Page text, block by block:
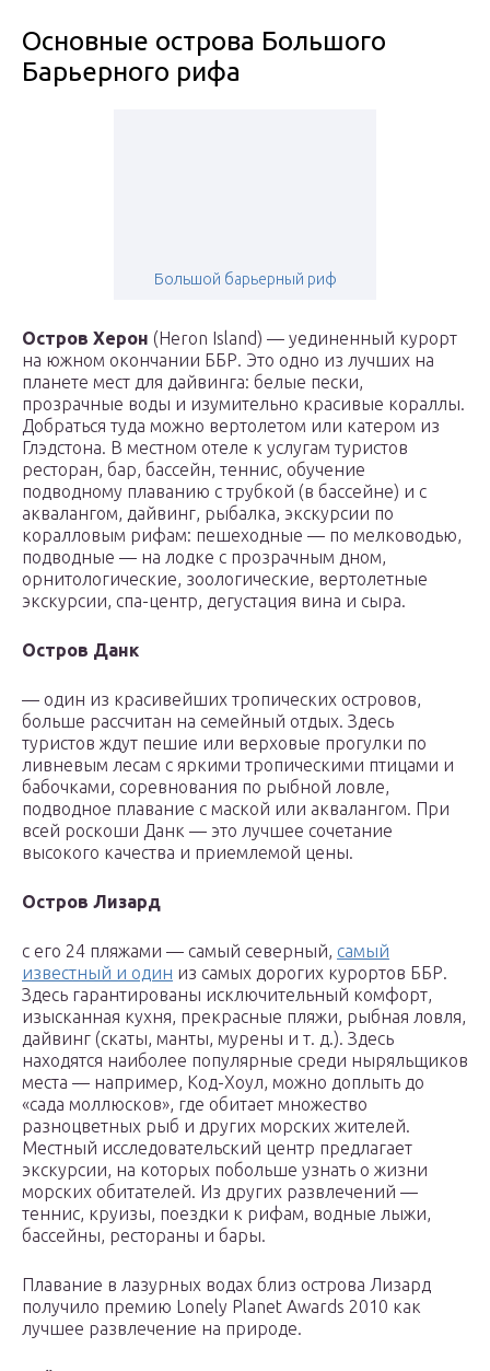
Основные острова Большого
Барьерного рифа
Большой барьерный риф
Остров Херон (Heron Island) — уединенный курорт
на южном окончании ББР. Это одно из лучших на
планете мест для дайвинга: белые пески,
прозрачные воды и изумительно красивые кораллы.
Добраться туда можно вертолетом или катером из
Глэдстона. В местном отеле к услугам туристов
ресторан, бар, бассейн, теннис, обучение
подводному плаванию с трубкой (в бассейне) и с
аквалангом, дайвинг, рыбалка, экскурсии по
коралловым рифам: пешеходные — по мелководью,
подводные — на лодке с прозрачным дном,
орнитологические, зоологические, вертолетные
экскурсии, спа-центр, дегустация вина и сыра.
Остров Данк
— один из красивейших тропических островов,
больше рассчитан на семейный отдых. Здесь
туристов ждут пешие или верховые прогулки по
ливневым лесам с яркими тропическими птицами и
бабочками, соревнования по рыбной ловле,
подводное плавание с маской или аквалангом. При
всей роскоши Данк — это лучшее сочетание
высокого качества и приемлемой цены.
Остров Лизард
с его 24 пляжами — самый северный, самый
известный и один из самых дорогих курортов ББР.
Здесь гарантированы исключительный комфорт,
изысканная кухня, прекрасные пляжи, рыбная ловля,
дайвинг (скаты, манты, мурены и т. д.). Здесь
находятся наиболее популярные среди ныряльщиков
места — например, Код-Хоул, можно доплыть до
«сада моллюсков», где обитает множество
разноцветных рыб и других морских жителей.
Местный исследовательский центр предлагает
экскурсии, на которых побольше узнать о жизни
морских обитателей. Из других развлечений —
теннис, круизы, поездки к рифам, водные лыжи,
бассейны, рестораны и бары.
Плавание в лазурных водах близ острова Лизард
получило премию Lonely Planet Awards 2010 как
лучшее развлечение на природе.